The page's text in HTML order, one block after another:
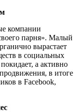
компании
парня». Малый
вырастает
в социальных
а активно
в итоге
в Facebook,